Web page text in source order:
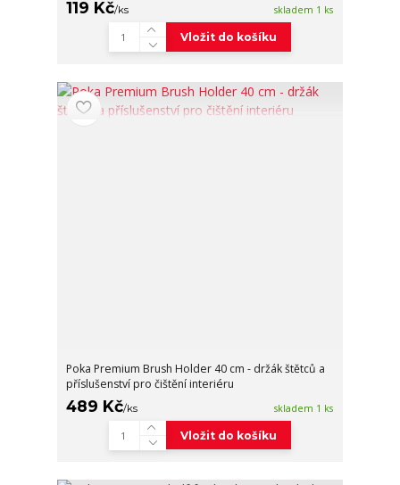
119 Kč/ks skladem 1 ks
Vložit do košíku
Poka Premium Brush Holder 40 cm - držák štětců a
příslušenství pro čištění interiéru
489 Kč/ks skladem 1 ks
Vložit do košíku